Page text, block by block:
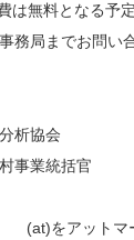
は無料となる予定
務局までお問い
析協会
事業統括官
(at)をアットマ